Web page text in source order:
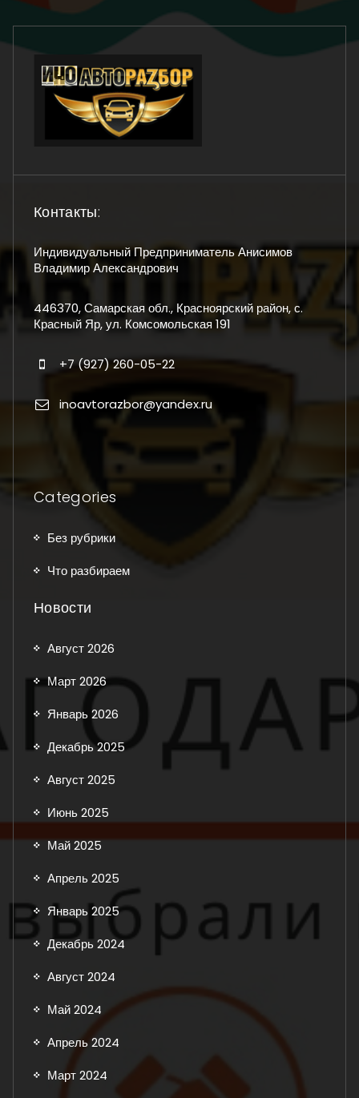
Контакты:
Индивидуальный Предприниматель Анисимов
Владимир Александрович
446370, Самарская обл., Красноярский район, с.
Красный Яр, ул. Комсомольская 191
+7 (927) 260-05-22
inoavtorazbor@yandex.ru
Categories
Без рубрики
Что разбираем
Новости
Август 2026
Март 2026
Январь 2026
Декабрь 2025
Август 2025
Июнь 2025
Май 2025
Апрель 2025
Январь 2025
Декабрь 2024
Август 2024
Май 2024
Апрель 2024
Март 2024